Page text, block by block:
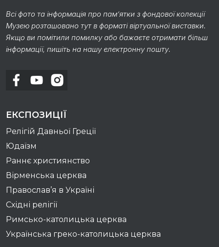
Всі фото та інформація про пам’ятки з фондової колекції
Музею розташовано тут в форматі віртуальної виставки.
Якщо ви помітили помилку або бажаєте отримати більш
інформації, пишіть на нашу електронну пошту.
ЕКСПОЗИЦІЇ
Релігій Давньої Греції
Юдаїзм
Раннє християнство
Вірменська церква
Православ’я в Україні
Східні релігії
Римсько-католицька церква
Українська греко-католицька церква